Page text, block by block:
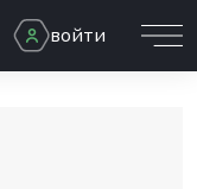
войти